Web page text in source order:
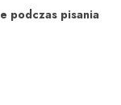
podczas pisania